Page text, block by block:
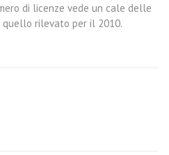
di licenze vede un cale delle
rilevato per il 2010.